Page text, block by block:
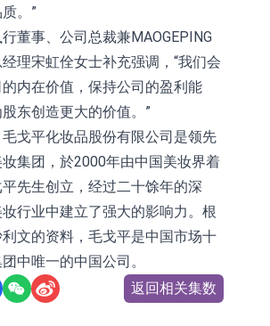
。”
董事、公司总裁兼MAOGEPING
理宋虹佺女士补充强调，“我们会
内在价值，保持公司的盈利能
东创造更大的价值。”
戈平化妆品股份有限公司是领先
集团，於2000年由中国美妆界着
先生创立，经过二十馀年的深
行业中建立了强大的影响力。根
文的资料，毛戈平是中国市场十
中唯一的中国公司。
返回相关集数